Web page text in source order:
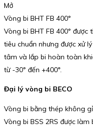
Mở
Vòng bi BHT FB 400°
Vòng bi BHT FB 400°
tiêu chuẩn nhưng được xử
tâm và lắp bi hoàn toàn
từ -30° đến +400°.
Đại lý vòng bi BECO
Vòng bi bằng thép không gỉ
Vòng bi BSS 2RS được